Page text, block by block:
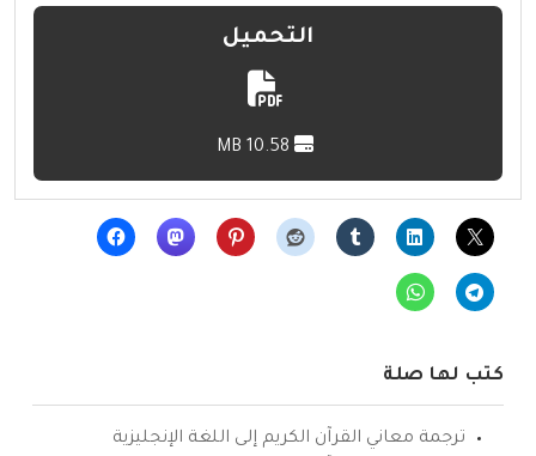
التحميل
كتب لها صلة
ترجمة معاني القرآن الكريم إلى اللغة الإنجليزية